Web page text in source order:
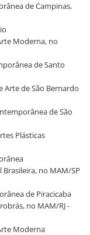
de Campinas,
Moderna, no
de Santo
Arte de São Bernardo
de São
Plásticas
Brasileira, no MAM/SP
de Piracicaba
no MAM/RJ -
Moderna